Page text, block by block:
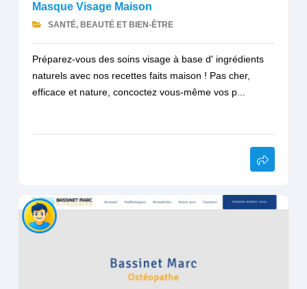
Masque Visage Maison
SANTÉ, BEAUTÉ ET BIEN-ÊTRE
Préparez-vous des soins visage à base d' ingrédients
naturels avec nos recettes faits maison ! Pas cher,
efficace et nature, concoctez vous-même vos p...